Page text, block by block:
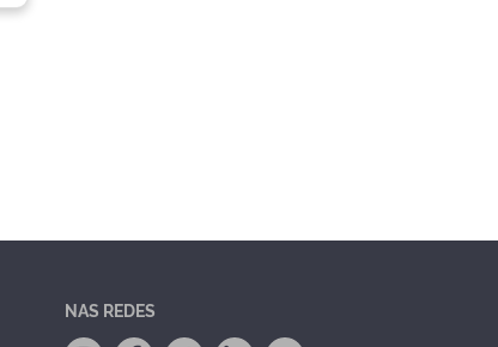
NAS REDES